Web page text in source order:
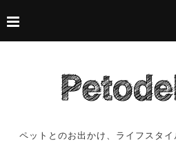
ペットとのお出かけ、ライフスタ